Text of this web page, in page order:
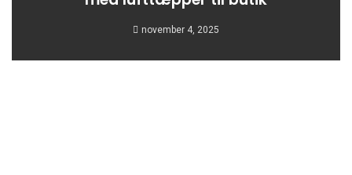
november 4, 2025